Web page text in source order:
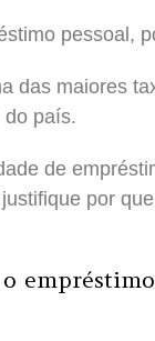
pessoal,
das maiores
do país.
de
por